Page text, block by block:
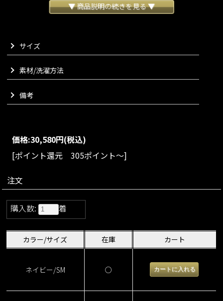
付属の共布ベルトの結び方によってシルエットのアレンジが可
んだり、ラフに結んで抜け感のある着こなしにしたりと、気分
に合わせてスタイリングの幅が広がります。
繊細なタックを施したフロントデザインと、動きに合わせて美
しく広がるバックシルエットもポイント。
一枚でトップスとしてはもちろんのこと、軽やかなジャケット
VARIATION
size：SM/ML color：ネイビー/ホワイト
▼ 商品説明の続きを見る ▼
サイズ
素材/洗濯方法
備考
価格:30,580円(税込)
[ポイント還元 305ポイント～]
注文
購入数: 着
カラー/サイズ 在庫 カート
ネイビー/SM ○